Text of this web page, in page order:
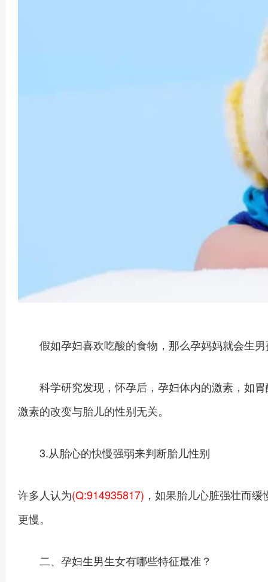
假如孕妇喜欢吃酸的食物，那么孕妈妈就会生男
科学研究发现，怀孕后，孕妇体内的激素，如胃
激素的改变与胎儿的性别无关。
3.从胎心的快慢强弱来判断胎儿性别
许多人认为(Q:914935817) ，如果胎儿心脏强壮而
更慢。
二、孕妇生男生女有哪些特征最准？